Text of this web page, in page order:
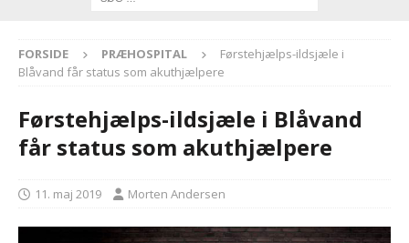
FORSIDE PRÆHOSPITAL
Førstehjælps-ildsjæle i
Blåvand får status som akuthjælpere
Førstehjælps-ildsjæle i Blåvand
får status som akuthjælpere
11. maj 2019 Morten Andersen